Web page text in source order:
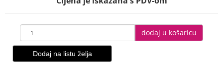
dodaj u košaricu
Dodaj na listu želja